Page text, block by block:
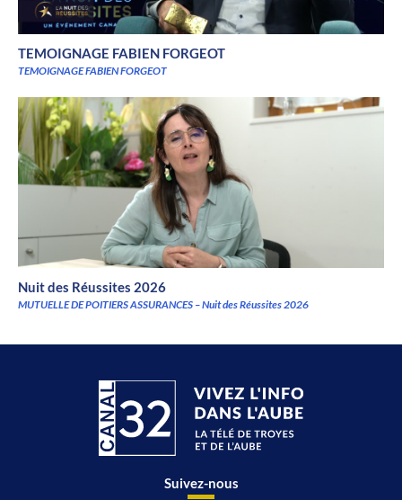
TEMOIGNAGE FABIEN FORGEOT
TEMOIGNAGE FABIEN FORGEOT
Nuit des Réussites 2026
MUTUELLE DE POITIERS ASSURANCES – Nuit des Réussites 2026
Suivez-nous